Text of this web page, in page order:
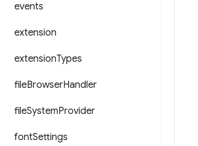
events
extension
extensionTypes
fileBrowserHandler
fileSystemProvider
fontSettings